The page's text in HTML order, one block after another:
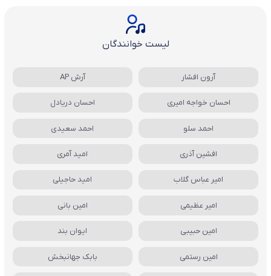
لیست خوانندگان
آرون افشار آرش AP
احسان خواجه امیری احسان دریادل
احمد سلو احمد سعیدی
افشین آذری امید آمری
امیر عباس گلاب امید حاجیلی
امیر عظیمی امین بانی
امین حبیبی ایوان بند
امین رستمی بابک جهانبخش